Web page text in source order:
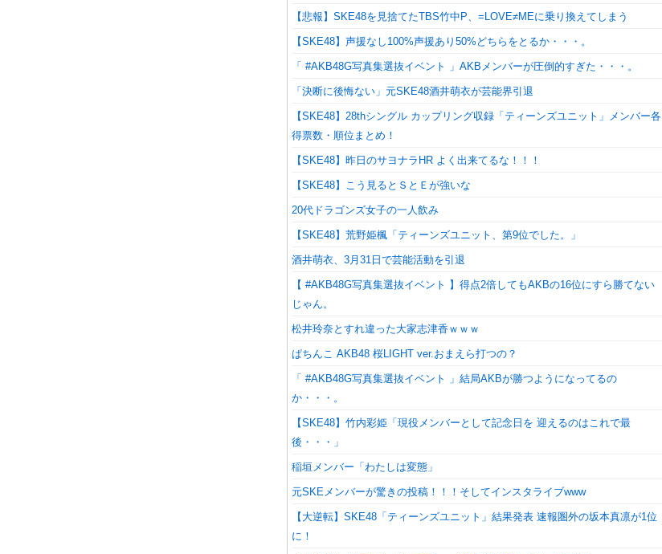
【悲報】SKE48を見捨てたTBS竹中P、=LOVE≠MEに乗り換えてしまう
【SKE48】声援なし100%声援あり50%どちらをとるか・・・。
「 #AKB48G写真集選抜イベント 」AKBメンバーが圧倒的すぎた・・・。
「決断に後悔ない」元SKE48酒井萌衣が芸能界引退
【SKE48】28thシングル カップリング収録「ティーンズユニット」メンバー各
得票数・順位まとめ！
【SKE48】昨日のサヨナラHR よく出来てるな！！！
【SKE48】こう見るとＳとＥが強いな
20代ドラゴンズ女子の一人飲み
【SKE48】荒野姫楓「ティーンズユニット、第9位でした。」
酒井萌衣、3月31日で芸能活動を引退
【 #AKB48G写真集選抜イベント 】得点2倍してもAKBの16位にすら勝てない
じゃん。
松井玲奈とすれ違った大家志津香ｗｗｗ
ぱちんこ AKB48 桜LIGHT ver.おまえら打つの？
「 #AKB48G写真集選抜イベント 」結局AKBが勝つようになってるの
か・・・。
【SKE48】竹内彩姫「現役メンバーとして記念日を 迎えるのはこれで最
後・・・」
稲垣メンバー「わたしは変態」
元SKEメンバーが驚きの投稿！！！そしてインスタライブwww
【大逆転】SKE48「ティーンズユニット」結果発表 速報圏外の坂本真凛が1位
に！